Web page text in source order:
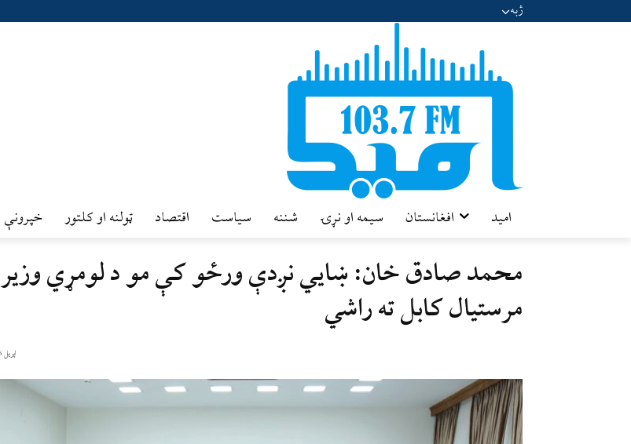
ژبه
امید افغانستان سیمه او نړۍ شننه سیاست اقتصاد ټولنه او کلتور خپرونې
محمد صادق خان: ښایي نږدې ورځو کې مو د لومړي وزیر
مرستیال کابل ته راشي
اپریل 16, 2025